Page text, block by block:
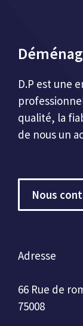
D.P est une
qualité, la
de nous un
Nous
Adresse
66 Rue de
75008